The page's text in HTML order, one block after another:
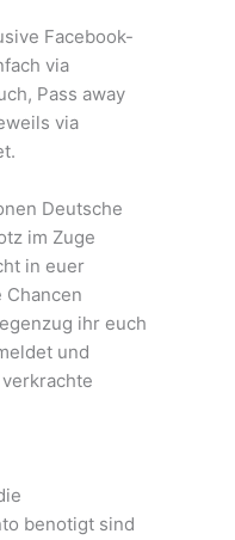
Facebook-
via
Pass away
via
Deutsche
im Zuge
in euer
ihr euch
und
benotigt sind